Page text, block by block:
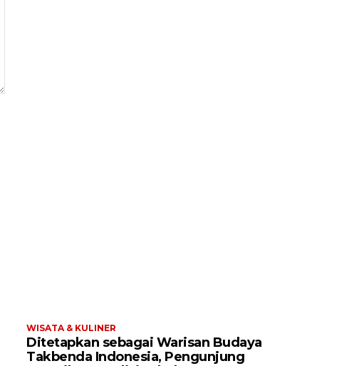
WISATA & KULINER
Ditetapkan sebagai Warisan Budaya
Takbenda Indonesia, Pengunjung